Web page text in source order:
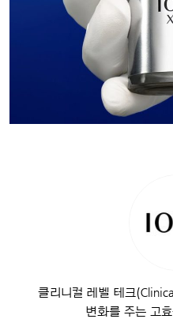
클리니컬 레벨 테크
변화를 주는 고